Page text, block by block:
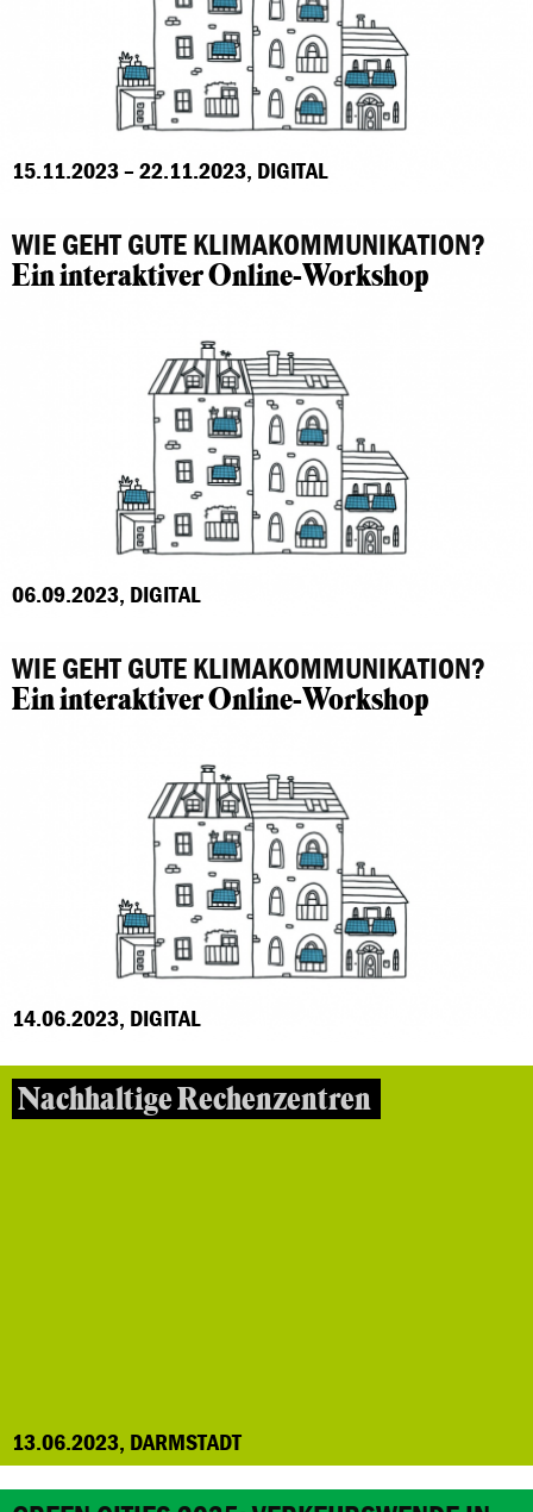
15.11.2023 – 22.11.2023, DIGITAL
WIE GEHT GUTE KLIMAKOMMUNIKATION?
Ein interaktiver Online-Workshop
06.09.2023, DIGITAL
WIE GEHT GUTE KLIMAKOMMUNIKATION?
Ein interaktiver Online-Workshop
14.06.2023, DIGITAL
Nachhaltige Rechenzentren
13.06.2023, DARMSTADT